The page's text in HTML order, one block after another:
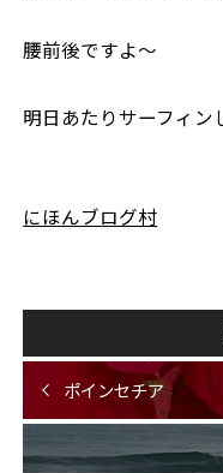
腰前後ですよ〜
明日あたりサーフィ
にほんブログ村
ポインセチア